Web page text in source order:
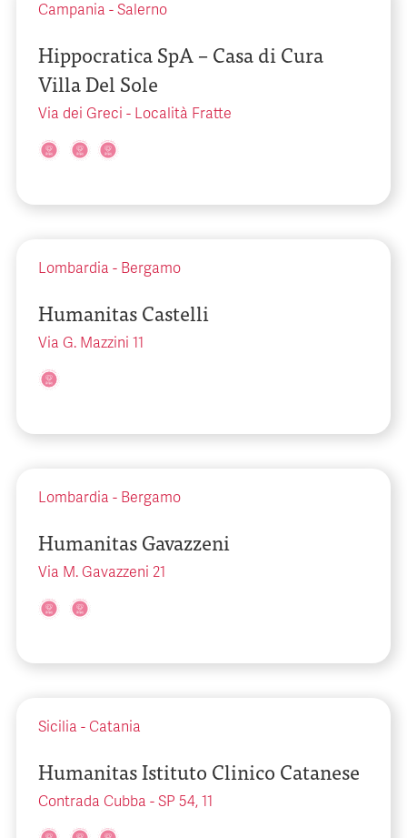
Campania - Salerno
Hippocratica SpA – Casa di Cura
Villa Del Sole
Via dei Greci - Località Fratte
Lombardia - Bergamo
Humanitas Castelli
Via G. Mazzini 11
Lombardia - Bergamo
Humanitas Gavazzeni
Via M. Gavazzeni 21
Sicilia - Catania
Humanitas Istituto Clinico Catanese
Contrada Cubba - SP 54, 11